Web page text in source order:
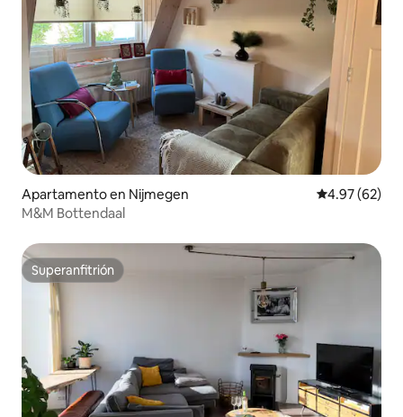
Apartamento en Nijmegen Calificación
4.97 (62)
M&M Bottendaal
Superanfitrión
Superanfitrión